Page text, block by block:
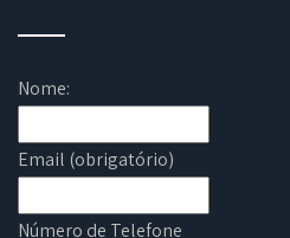
Nome:
Email (obrigatório)
Número de Telefone